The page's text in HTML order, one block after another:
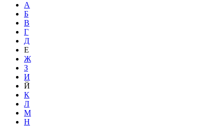
А
Б
В
Г
Д
Е
Ж
З
И
Й
К
Л
М
Н